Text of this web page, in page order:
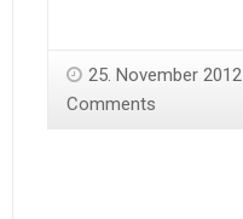
25. November 2012
Comments